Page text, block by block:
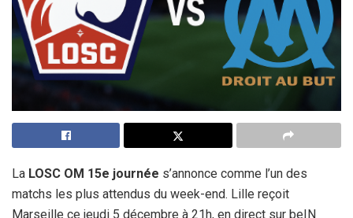
La LOSC OM 15e journée s’annonce comme l’un des
matchs les plus attendus du week-end. Lille reçoit
Marseille ce jeudi 5 décembre à 21h, en direct sur beIN